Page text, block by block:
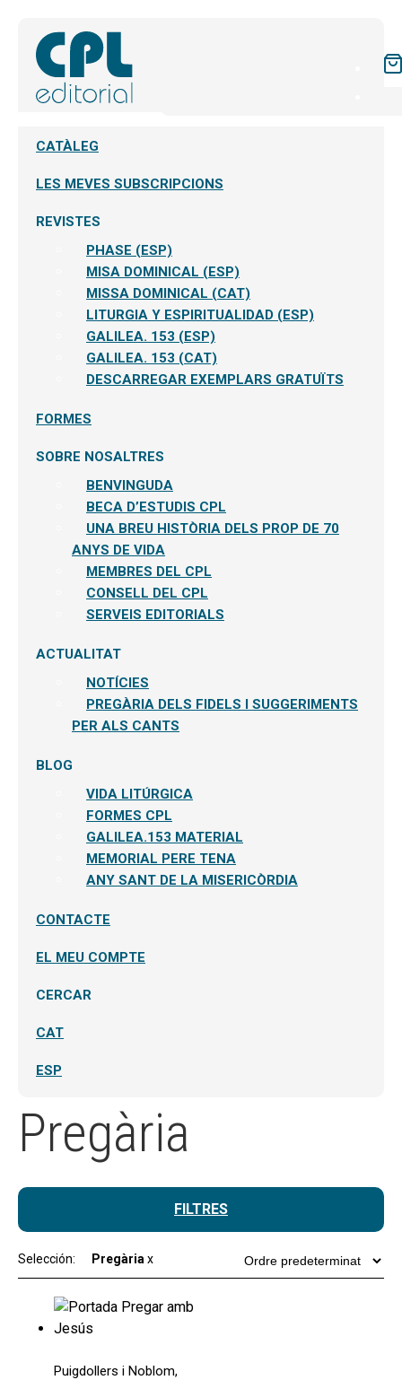
CATÀLEG
LES MEVES SUBSCRIPCIONS
REVISTES
PHASE (ESP)
MISA DOMINICAL (ESP)
MISSA DOMINICAL (CAT)
LITURGIA Y ESPIRITUALIDAD (ESP)
GALILEA. 153 (ESP)
GALILEA. 153 (CAT)
DESCARREGAR EXEMPLARS GRATUÏTS
FORMES
SOBRE NOSALTRES
BENVINGUDA
BECA D’ESTUDIS CPL
UNA BREU HISTÒRIA DELS PROP DE 70
ANYS DE VIDA
MEMBRES DEL CPL
CONSELL DEL CPL
SERVEIS EDITORIALS
ACTUALITAT
NOTÍCIES
PREGÀRIA DELS FIDELS I SUGGERIMENTS
PER ALS CANTS
BLOG
VIDA LITÚRGICA
FORMES CPL
GALILEA.153 MATERIAL
MEMORIAL PERE TENA
ANY SANT DE LA MISERICÒRDIA
CONTACTE
EL MEU COMPTE
CERCAR
CAT
ESP
Pregària
FILTRES
Selección: Pregària x
Puigdollers i Noblom,